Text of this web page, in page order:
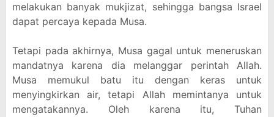
melakukan banyak mukjizat, sehingga bangsa Israel
dapat percaya kepada Musa.
Tetapi pada akhirnya, Musa gagal untuk meneruskan
mandatnya karena dia melanggar perintah Allah.
Musa memukul batu itu dengan keras untuk
menyingkirkan air, tetapi Allah memintanya untuk
mengatakannya. Oleh karena itu, Tuhan